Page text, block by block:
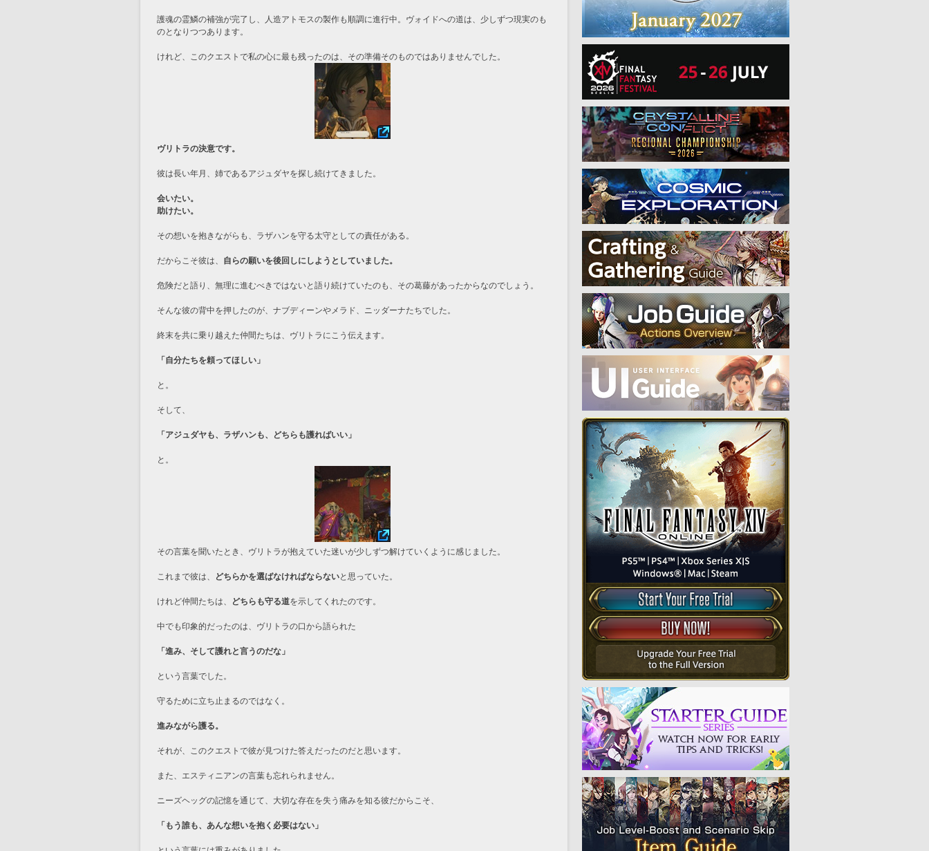
護魂の霊鱗の補強が完了し、人造アトモスの製作も順調に進行中。ヴォイドへの道は、少しずつ現実のも
のとなりつつあります。
けれど、このクエストで私の心に最も残ったのは、その準備そのものではありませんでした。
ヴリトラの決意です。
彼は長い年月、姉であるアジュダヤを探し続けてきました。
会いたい。
助けたい。
その想いを抱きながらも、ラザハンを守る太守としての責任がある。
だからこそ彼は、 自らの願いを後回しにしようとしていました。
危険だと語り、無理に進むべきではないと語り続けていたのも、その葛藤があったからなのでしょう。
そんな彼の背中を押したのが、ナブディーンやメラド、ニッダーナたちでした。
終末を共に乗り越えた仲間たちは、ヴリトラにこう伝えます。
「自分たちを頼ってほしい」
と。
そして、
「アジュダヤも、ラザハンも、どちらも護ればいい」
と。
その言葉を聞いたとき、ヴリトラが抱えていた迷いが少しずつ解けていくように感じました。
これまで彼は、 どちらかを選ばなければならないと思っていた。
けれど仲間たちは、 どちらも守る道を示してくれたのです。
中でも印象的だったのは、ヴリトラの口から語られた
「進み、そして護れと言うのだな」
という言葉でした。
守るために立ち止まるのではなく。
進みながら護る。
それが、このクエストで彼が見つけた答えだったのだと思います。
また、エスティニアンの言葉も忘れられません。
ニーズヘッグの記憶を通じて、大切な存在を失う痛みを知る彼だからこそ、
「もう誰も、あんな想いを抱く必要はない」